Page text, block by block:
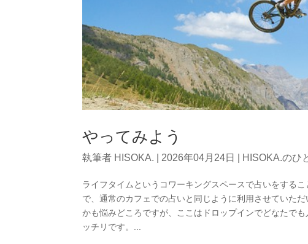
やってみよう
執筆者 HISOKA. 2026年04月24日 HISOKA.のひ
ライフタイムというコワーキングスペースで占いをする
で、通常のカフェでの占いと同じように利用させていた
かも悩みどころですが、ここはドロップインでどなたで
ッチリです。...